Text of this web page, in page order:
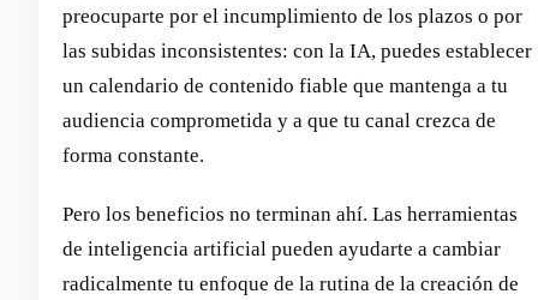
preocuparte por el incumplimiento de los plazos o por
las subidas inconsistentes: con la IA, puedes establecer
un calendario de contenido fiable que mantenga a tu
audiencia comprometida y a que tu canal crezca de
forma constante.
Pero los beneficios no terminan ahí. Las herramientas
de inteligencia artificial pueden ayudarte a cambiar
radicalmente tu enfoque de la rutina de la creación de